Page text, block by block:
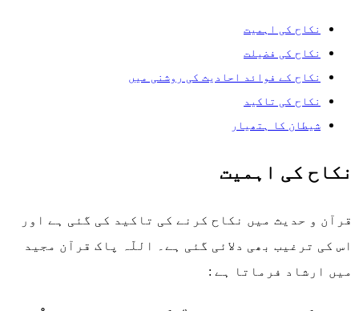
نکاح کی اہمیت
نکاح کی فضیلت
نکاح کے فوائد احادیث کی روشنی میں
نکاح کی تاکید
شیطان کا ہتھیار
نکاح کی اہمیت
قرآن و حدیث میں نکاح کرنے کی تاکید کی گئی ہے اور
اس کی ترغیب بھی دلائی گئی ہے۔ اللّہ پاک قرآن مجید
میں ارشاد فرماتا ہے :